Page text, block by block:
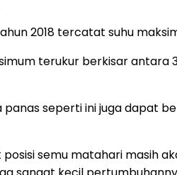
2018 tercatat suhu
terukur berkisar antara
seperti ini juga dapat
semu matahari masih